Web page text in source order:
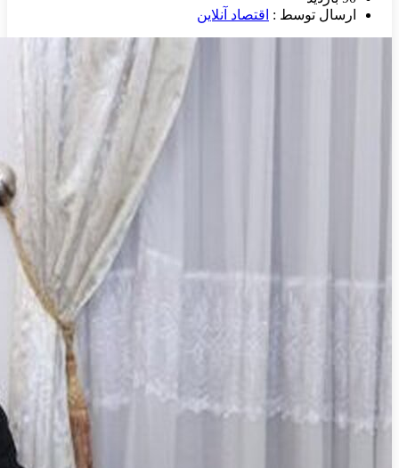
ارسال توسط : اقتصاد آنلاین